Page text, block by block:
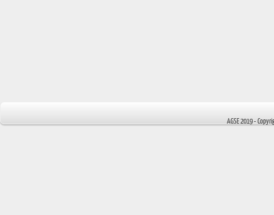
AGSE 2019 -